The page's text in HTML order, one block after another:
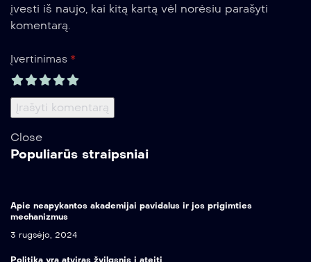
įvesti iš naujo, kai kitą kartą vėl norėsiu parašyti
komentarą.
Įvertinimas *
Close
Populiarūs straipsniai
Apie neapykantos akademijai pavidalus ir jos prigimties
mechanizmus
3 rugsėjo, 2024
Politika yra atviras žvilgsnis į ateitį